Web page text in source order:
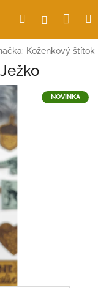
Hľadať
Koženkový štítok
NOVINKA